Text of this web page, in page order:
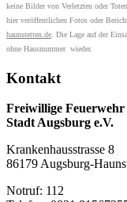
keine Bilder von Verletzten oder
hier veröffentlichen Fotos oder
haunstetten.de . Die Lage auf der
ohne Hausnummer wieder.
Kontakt
Freiwillige Feuerwehr
Stadt Augsburg e.V.
Krankenhausstrasse 8
86179 Augsburg-
Notruf: 112